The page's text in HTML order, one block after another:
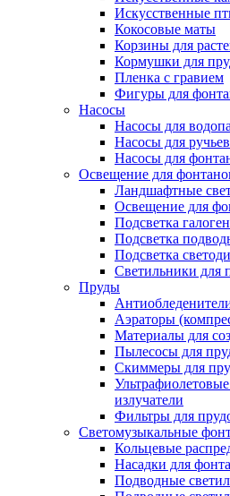
Искусственные
Кокосовые маты
Корзины для
Кормушки для
Пленка с гравием
Фигуры для
Насосы
Насосы для
Насосы для ручьев
Насосы для
Освещение для
Ландшафтные
Освещение для
Подсветка
Подсветка
Подсветка
Светильники для
Пруды
Аэраторы
Материалы для
Пылесосы для
Скиммеры для
излучатели
Фильтры для
Светомузыкальные
Кольцевые
Насадки для
Подводные